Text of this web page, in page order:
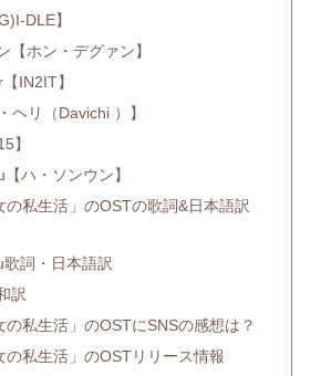
DLE】
ホン・デグァン】
IN2IT】
リ（Davichi ）】
】
ハ・ソンウン】
の私生活」のOSTの歌詞&日本語訳
詞・日本語訳
訳
の私生活」のOSTにSNSの感想は？
の私生活」のOSTリリース情報